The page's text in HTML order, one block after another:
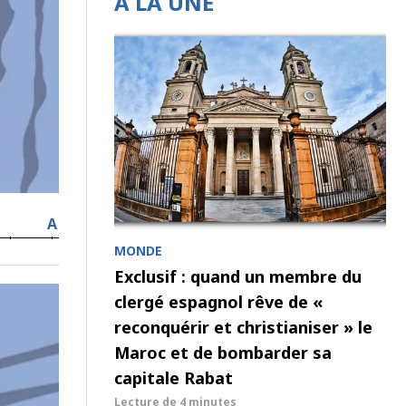
A
MONDE
Exclusif : quand un membre du
clergé espagnol rêve de «
reconquérir et christianiser » le
Maroc et de bombarder sa
capitale Rabat
Lecture de 4 minutes